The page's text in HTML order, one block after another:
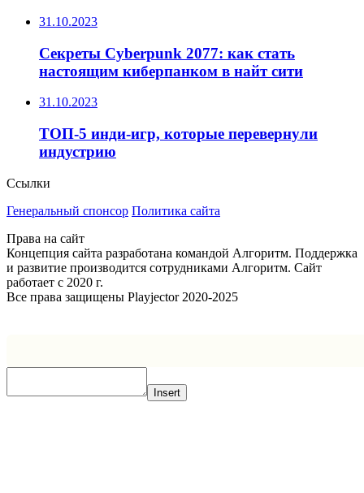
31.10.2023
Секреты Cyberpunk 2077: как стать
настоящим киберпанком в найт сити
31.10.2023
ТОП-5 инди-игр, которые перевернули
индустрию
Ссылки
Генеральный спонсор Политика сайта
Права на сайт
Концепция сайта разработана командой Алгоритм. Поддержка
и развитие производится сотрудниками Алгоритм. Сайт
работает с 2020 г.
Все права защищены Playjector 2020-2025
Insert